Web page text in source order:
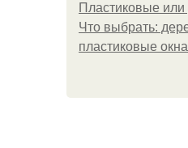
Пластиковые
Что выбрать:
пластиковые окна